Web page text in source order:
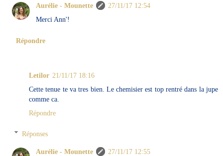
Aurélie - Mounette
27/11/17 12:54
Merci Ann'!
Répondre
Letilor 21/11/17 18:16
Cette tenue te va tres bien. Le chemisier est top rentré dans la jupe
comme ca.
Répondre
Réponses
Aurélie - Mounette
27/11/17 12:55